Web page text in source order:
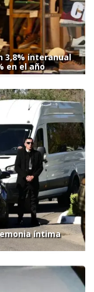
3,8% interanual
en el año
íntima